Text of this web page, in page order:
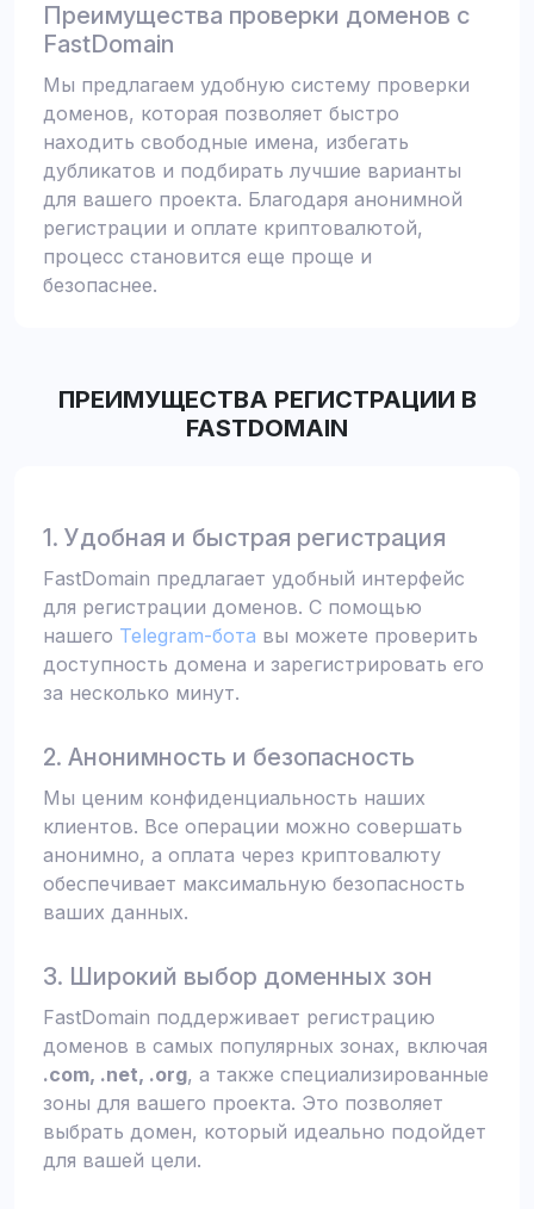
Преимущества проверки доменов с
FastDomain
Мы предлагаем удобную систему проверки
доменов, которая позволяет быстро
находить свободные имена, избегать
дубликатов и подбирать лучшие варианты
для вашего проекта. Благодаря анонимной
регистрации и оплате криптовалютой,
процесс становится еще проще и
безопаснее.
ПРЕИМУЩЕСТВА РЕГИСТРАЦИИ В
FASTDOMAIN
1. Удобная и быстрая регистрация
FastDomain предлагает удобный интерфейс
для регистрации доменов. С помощью
нашего Telegram-бота вы можете проверить
доступность домена и зарегистрировать его
за несколько минут.
2. Анонимность и безопасность
Мы ценим конфиденциальность наших
клиентов. Все операции можно совершать
анонимно, а оплата через криптовалюту
обеспечивает максимальную безопасность
ваших данных.
3. Широкий выбор доменных зон
FastDomain поддерживает регистрацию
доменов в самых популярных зонах, включая
.com, .net, .org, а также специализированные
зоны для вашего проекта. Это позволяет
выбрать домен, который идеально подойдет
для вашей цели.